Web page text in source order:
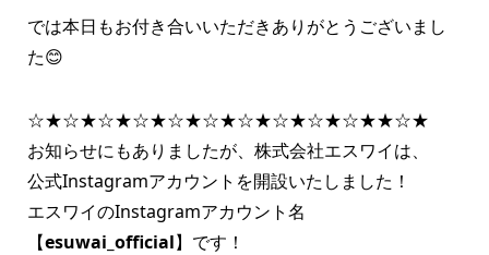
では本日もお付き合いいただきありがとうございまし
た😊
☆★☆★☆★☆★☆★☆★☆★☆★☆★☆★★☆★
お知らせにもありましたが、株式会社エスワイは、
公式Instagramアカウントを開設いたしました！
エスワイのInstagramアカウント名
【esuwai_official】です！